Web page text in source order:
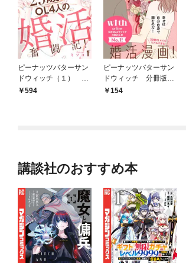
ピーナッツバターサン
ドウィッチ（１） ～
29歳OL4人の婚活奮闘
594
ピーナッツバターサン
ドウィッチ 分冊版
（１）
154
講談社のおすすめ本